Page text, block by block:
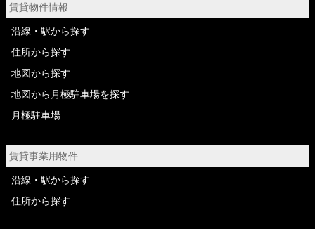
賃貸物件情報
沿線・駅から探す
住所から探す
地図から探す
地図から月極駐車場を探す
月極駐車場
賃貸事業用物件
沿線・駅から探す
住所から探す